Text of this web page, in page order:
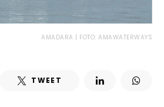
AMADARA | FOTO: AMAWATERWAYS
TWEET